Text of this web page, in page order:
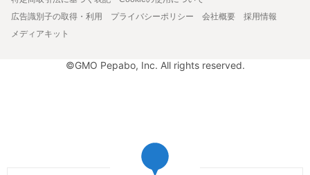
広告識別子の取得・利用
プライバシーポリシー 会社概要
採用情報
メディアキット
©GMO Pepabo, Inc. All rights reserved.